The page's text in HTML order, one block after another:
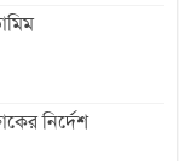
নির্দেশ